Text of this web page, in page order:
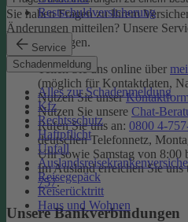
Restschuldversicherung
Service
Schadenmeldung
Alles zur Schadenmeldung
Kfz
Rechtsschutz
Haftpflicht
Unfall
Reisegepäck
Reiserücktritt
Haus und Wohnen
Sie haben Fragen zu Ihrem
Änderungen mitteilen? Unsere
um Ihr Anliegen.
Teilen Sie uns online über
(möglich für Kontaktdaten,
Nutzen Sie unser
Nutzen Sie unsere Chat-
Rufen Sie uns an: 0800 4-
deutschen Telefonnetz,
Uhr sowie Samstag von 8:00
Im Ausland erreichen Sie uns
757.
Unsere Bankverbindungen